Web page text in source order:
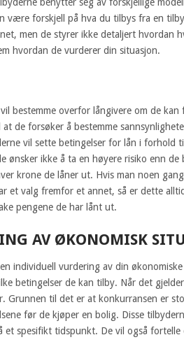
være forskjell på hva du tilbys fra en
men de styrer ikke detaljert hvordan
hvordan de vurderer din situasjon.
bestemme overfor långivere om de
de forsøker å bestemme
vil sette betingelser for lån i forhold
ønsker ikke å ta en høyere risiko enn de
krone de låner ut. Hvis man noen
et valg fremfor et annet, så er dette
pengene de har lånt ut.
AV ØKONOMISK
individuell vurdering av din
betingelser de kan tilby. Når det
Grunnen til det er at konkurransen er
før de kjøper en bolig. Disse
et spesifikt tidspunkt. De vil også